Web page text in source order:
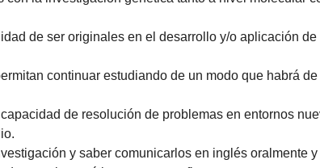
de ser originales en el desarrollo y/o aplicación
continuar estudiando de un modo que habrá
de resolución de problemas en entornos
y saber comunicarlos en inglés oralmente